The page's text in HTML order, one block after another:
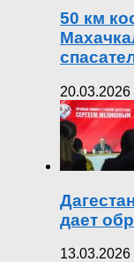
50 км
20.03.2026
дает
13.03.2026